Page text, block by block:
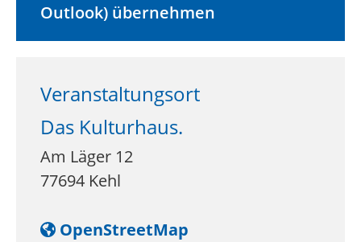
Outlook) übernehmen
Veranstaltungsort
Das Kulturhaus.
Am Läger 12
77694 Kehl
OpenStreetMap